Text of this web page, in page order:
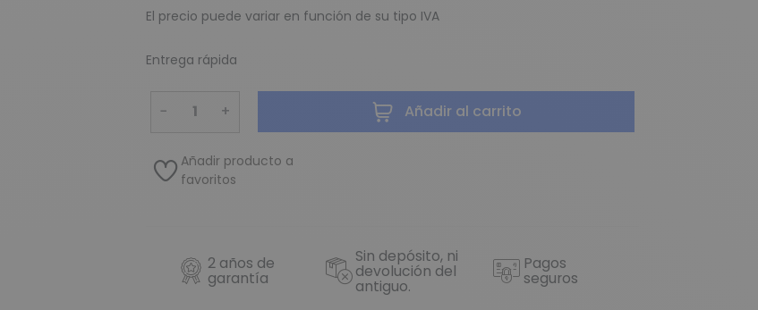
El precio puede variar en función de su tipo IVA
Entrega rápida
− + Añadir al carrito
Añadir producto a
favoritos
2 años de
garantía
Sin depósito, ni
devolución del
antiguo.
Pagos
seguros